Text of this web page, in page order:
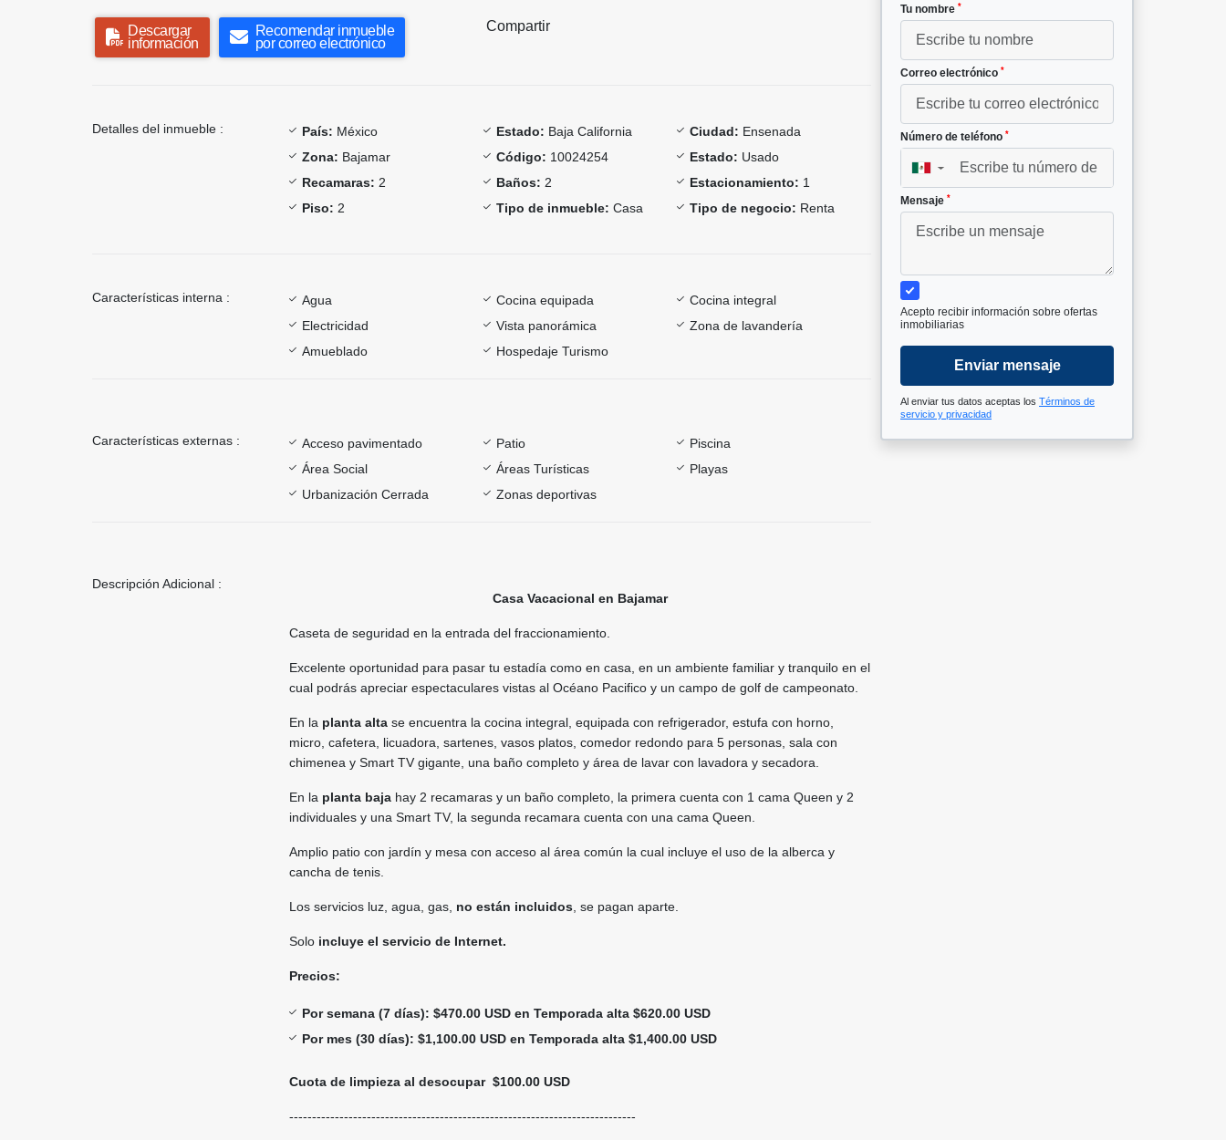
Descargar
información
Recomendar inmueble
por correo electrónico
Compartir
Detalles del inmueble : País: México Estado: Baja California Ciudad: Ensenada
Zona: Bajamar Código: 10024254 Estado: Usado
Recamaras: 2 Baños: 2 Estacionamiento: 1
Piso: 2 Tipo de inmueble: Casa Tipo de negocio: Renta
Características interna : Agua Cocina equipada
Cocina integral
Electricidad
Vista panorámica
Zona de lavandería
Amueblado
Hospedaje Turismo
Características externas : Acceso pavimentado Patio
Piscina
Área Social
Áreas Turísticas
Playas
Urbanización Cerrada
Zonas deportivas
Descripción Adicional :
Casa Vacacional en Bajamar
Caseta de seguridad en la entrada del fraccionamiento.
Excelente oportunidad para pasar tu estadía como en casa, en un ambiente familiar y tranquilo en el
cual podrás apreciar espectaculares vistas al Océano Pacifico y un campo de golf de campeonato.
En la planta alta se encuentra la cocina integral, equipada con refrigerador, estufa con horno,
micro, cafetera, licuadora, sartenes, vasos platos, comedor redondo para 5 personas, sala con
chimenea y Smart TV gigante, una baño completo y área de lavar con lavadora y secadora.
En la planta baja hay 2 recamaras y un baño completo, la primera cuenta con 1 cama Queen y 2
individuales y una Smart TV, la segunda recamara cuenta con una cama Queen.
Amplio patio con jardín y mesa con acceso al área común la cual incluye el uso de la alberca y
cancha de tenis.
Los servicios luz, agua, gas, no están incluidos , se pagan aparte.
Solo incluye el servicio de Internet.
Precios:
Por semana (7 días): $470.00 USD en Temporada alta $620.00 USD
Por mes (30 días): $1,100.00 USD en Temporada alta $1,400.00 USD
Cuota de limpieza al desocupar $100.00 USD
----------------------------------------------------------------------------
Tu nombre *
Correo electrónico *
Número de teléfono *
▼
Mensaje *
Acepto recibir información sobre ofertas
inmobiliarias
Enviar mensaje
Al enviar tus datos aceptas los Términos de
servicio y privacidad